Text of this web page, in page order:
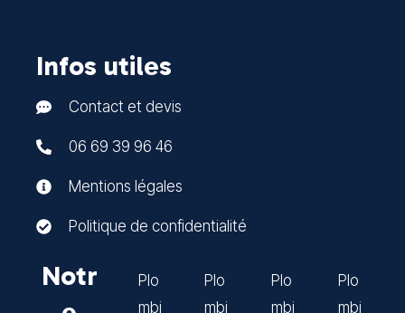
Infos utiles
Contact et devis
06 69 39 96 46
Mentions légales
Politique de confidentialité
Notr
Plo
mbi
Plo
mbi
Plo
mbi
Plo
mbi